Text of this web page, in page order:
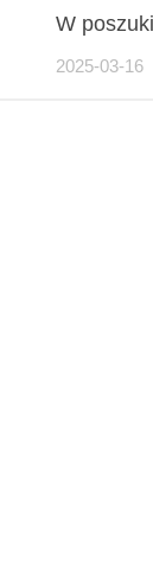
W
2025-03-16